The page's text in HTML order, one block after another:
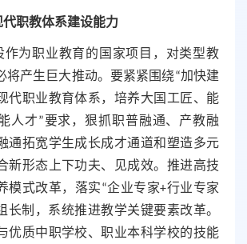
职教体系建设能力
作为职业教育的国家项目，对类型教
将产生巨大推动。要紧紧围绕“加快建
代职业教育体系，培养大国工匠、能
人才”要求，狠抓职普融通、产教融
通拓宽学生成长成才通道和塑造多元
新形态上下功夫、见成效。推进高技
模式改革，落实“企业专家+行业专家
长制，系统推进教学关键要素改革。
优质中职学校、职业本科学校的技能